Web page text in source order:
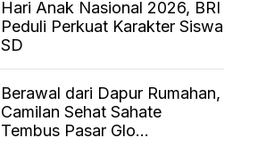
Hari Anak Nasional 2026, BRI
Peduli Perkuat Karakter Siswa
SD
Berawal dari Dapur Rumahan,
Camilan Sehat Sahate
Tembus Pasar Glo...